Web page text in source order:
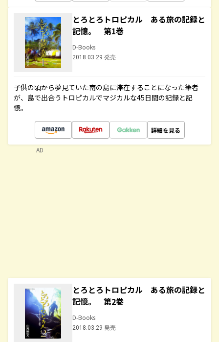
とろとろトロピカル ある旅の記録と
記憶。 第1巻
D-Books
2018.03.29 発売
子供の頃から夢見ていた南の島に滞在することになった筆者
が、島で出合うトロピカルでマジカルな45日間の記録と記
憶。
詳細を見る
とろとろトロピカル ある旅の記録と
記憶。 第2巻
D-Books
2018.03.29 発売
AD